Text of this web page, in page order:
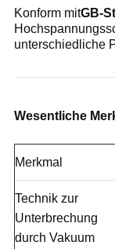
Konform mitGB-
unterschiedliche
Wesentliche
Merkmal
Technik zur
Unterbrechung
durch Vakuum